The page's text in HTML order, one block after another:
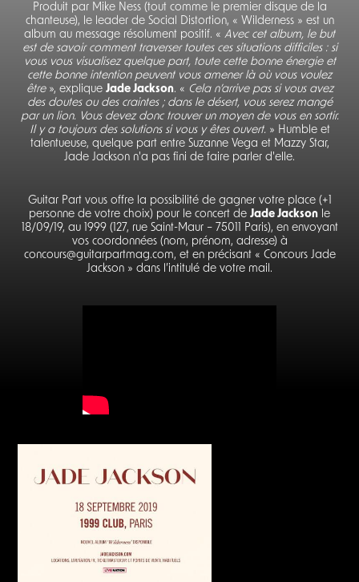
Produit par Mike Ness (tout comme le premier disque de la
chanteuse), le leader de Social Distortion, « Wilderness » est un
album au message résolument positif. « Avec cet album, le but
est de savoir comment traverser toutes ces situations difficiles : si
vous vous visualisez quelque part, toute cette bonne énergie et
cette bonne intention peuvent vous amener là où vous voulez
être», explique Jade Jackson. « Cela n’arrive pas si vous avez
des doutes ou des craintes ; dans le désert, vous serez mangé
par un lion. Vous devez donc trouver un moyen de vous en sortir.
Il y a toujours des solutions si vous y êtes ouvert. » Humble et
talentueuse, quelque part entre Suzanne Vega et Mazzy Star,
Jade Jackson n'a pas fini de faire parler d'elle.
Guitar Part vous offre la possibilité de gagner votre place (+1
personne de votre choix) pour le concert de Jade Jackson le
18/09/19, au 1999 (127, rue Saint-Maur – 75011 Paris), en envoyant
vos coordonnées (nom, prénom, adresse) à
concours@guitarpartmag.com, et en précisant « Concours Jade
Jackson » dans l’intitulé de votre mail.